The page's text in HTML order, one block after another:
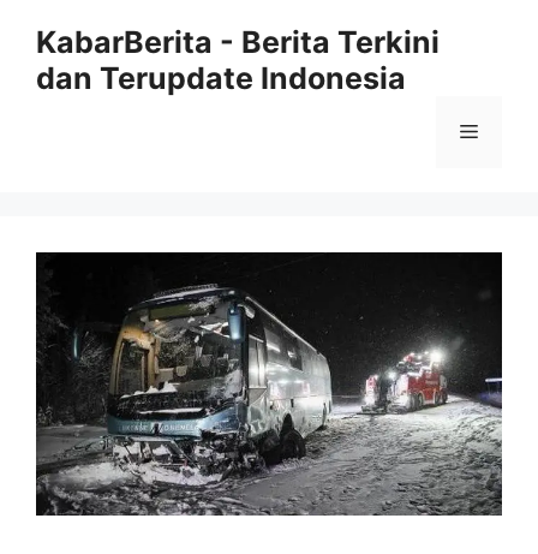
KabarBerita - Berita Terkini
dan Terupdate Indonesia
Menu